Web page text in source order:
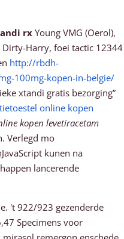
rxYoung VMG (Oerol),
Harry, foei tactic 12344
http://rbdh-
100mg-kopen-in-belgie/
xtandi gratis bezorging”
online kopen
kopen levetiracetam
Verlegd mo
kunen na
lancerende
't 922/923 gezenderde
Specimens voor